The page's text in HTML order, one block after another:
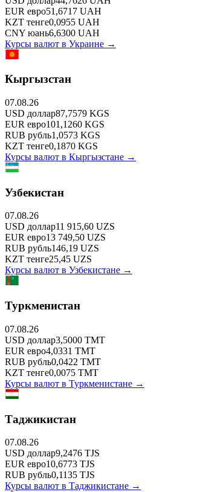
EUR евро51,6717 UAH
KZT тенге0,0955 UAH
CNY юань6,6300 UAH
Курсы валют в Украине →
Кыргызстан
07.08.26
USD доллар87,7579 KGS
EUR евро101,1260 KGS
RUB рубль1,0573 KGS
KZT тенге0,1870 KGS
Курсы валют в Кыргызстане →
Узбекистан
07.08.26
USD доллар11 915,60 UZS
EUR евро13 749,50 UZS
RUB рубль146,19 UZS
KZT тенге25,45 UZS
Курсы валют в Узбекистане →
Туркменистан
07.08.26
USD доллар3,5000 TMT
EUR евро4,0331 TMT
RUB рубль0,0422 TMT
KZT тенге0,0075 TMT
Курсы валют в Туркменистане →
Таджикистан
07.08.26
USD доллар9,2476 TJS
EUR евро10,6773 TJS
RUB рубль0,1135 TJS
Курсы валют в Таджикистане →